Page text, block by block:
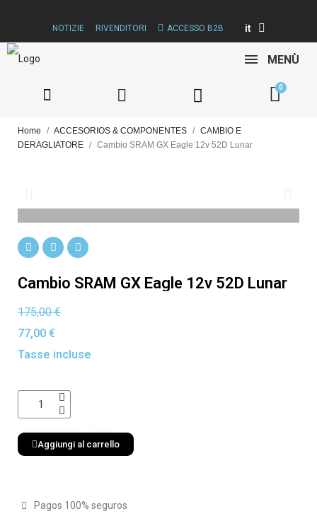
NOTIZIE RIVENDITORI ACCESSO B2B it
MENÙ
Home ACCESORIOS & COMPONENTES
CAMBIO E
DERAGLIATORE
Cambio SRAM GX Eagle 12v 52D Lunar
Cambio SRAM GX Eagle 12v 52D Lunar
175,00 €
77,00 €
Tasse incluse
Aggiungi al carrello
Pagos 100% seguros